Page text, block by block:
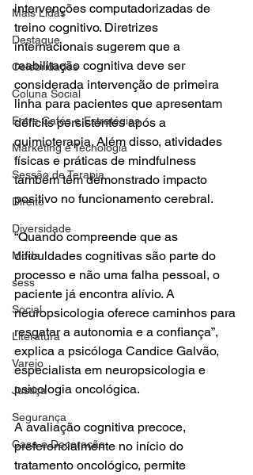
Mais Lidas
Destaque
Celebridades
Coluna Social
Entre Cafés e Estratégias
Marketing e Tecnologia
Sessão de Terapia
Direito
Diversidade
Moda
sess
Social
Literatura
Varejo
Justiça
Segurança
Casa e Decoração
intervenções computadorizadas de
treino cognitivo. Diretrizes
internacionais sugerem que a
reabilitação cognitiva deve ser
considerada intervenção de primeira
linha para pacientes que apresentam
déficits persistentes após a
quimioterapia. Além disso, atividades
físicas e práticas de mindfulness
também têm demonstrado impacto
positivo no funcionamento cerebral.
“Quando compreende que as
dificuldades cognitivas são parte do
processo e não uma falha pessoal, o
paciente já encontra alívio. A
neuropsicologia oferece caminhos para
resgatar a autonomia e a confiança”,
explica a psicóloga Candice Galvão,
especialista em neuropsicologia e
psicologia oncológica.
A avaliação cognitiva precoce,
preferencialmente no início do
tratamento oncológico, permite